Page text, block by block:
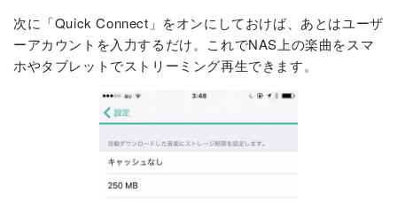
次に「Quick Connect」をオンにしておけば、あとはユーザ
ーアカウントを入力するだけ。これでNAS上の楽曲をスマ
ホやタブレットでストリーミング再生できます。